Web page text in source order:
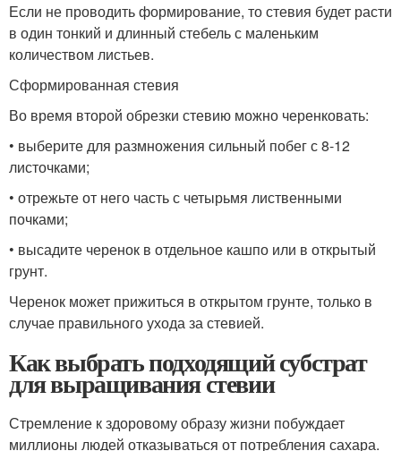
Если не проводить формирование, то стевия будет расти
в один тонкий и длинный стебель с маленьким
количеством листьев.
Сформированная стевия
Во время второй обрезки стевию можно черенковать:
• выберите для размножения сильный побег с 8-12
листочками;
• отрежьте от него часть с четырьмя лиственными
почками;
• высадите черенок в отдельное кашпо или в открытый
грунт.
Черенок может прижиться в открытом грунте, только в
случае правильного ухода за стевией.
Как выбрать подходящий субстрат
для выращивания стевии
Стремление к здоровому образу жизни побуждает
миллионы людей отказываться от потребления сахара.